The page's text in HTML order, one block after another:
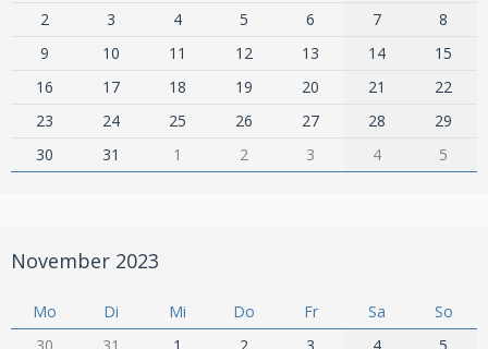
2
3 4 5 6 7
8
9
10 11 12 13 14
15
16
17 18 19 20 21
22
23
24 25 26 27 28
29
30
31 1 2 3 4 5
November 2023
Mo Di Mi Do Fr Sa
So